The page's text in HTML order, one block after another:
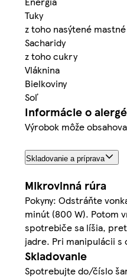
Tuky
z toho nasýtené
Sacharidy
z toho cukry
Vláknina
Bielkoviny
Soľ
Informácie o
Výrobok môže
Skladovanie a príprava
Mikrovlnná rúra
Pokyny: Odstráňte
minút (800 W). Potom
spotrebiče sa líšia,
jadre. Pri manipulácii
Skladovanie
Spotrebujte do/číslo